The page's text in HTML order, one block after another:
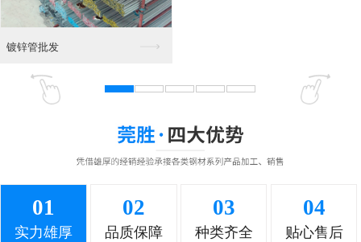
东莞角铁 钢材
角铁 槽钢 角铁销售部
01
实力雄厚
02
品质保障
03
种类齐全
04
贴心售后